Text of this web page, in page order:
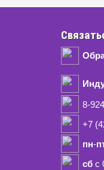
8-
+7
пн-
сб с